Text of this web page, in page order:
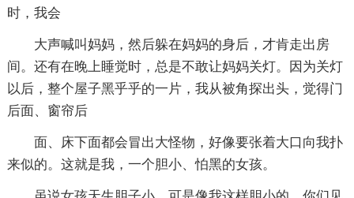
时，我会
大声喊叫妈妈，然后躲在妈妈的身后，才肯走出房
间。还有在晚上睡觉时，总是不敢让妈妈关灯。因为关灯
以后，整个屋子黑乎乎的一片，我从被角探出头，觉得门
后面、窗帘后
面、床下面都会冒出大怪物，好像要张着大口向我扑
来似的。这就是我，一个胆小、怕黑的女孩。